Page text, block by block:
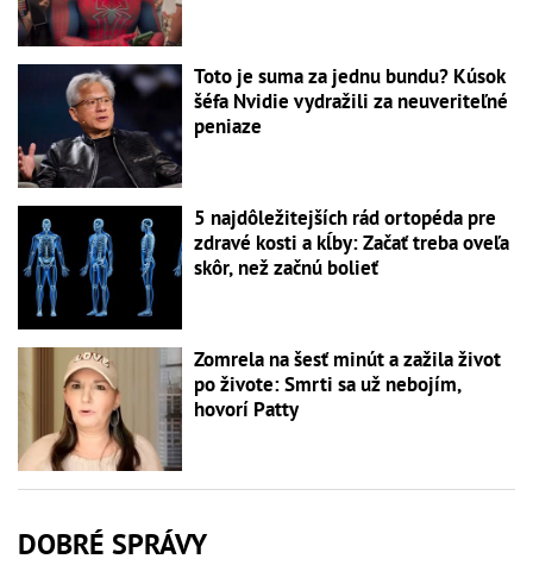
Toto je suma za jednu bundu? Kúsok
šéfa Nvidie vydražili za neuveriteľné
peniaze
5 najdôležitejších rád ortopéda pre
zdravé kosti a kĺby: Začať treba oveľa
skôr, než začnú bolieť
Zomrela na šesť minút a zažila život
po živote: Smrti sa už nebojím,
hovorí Patty
DOBRÉ SPRÁVY